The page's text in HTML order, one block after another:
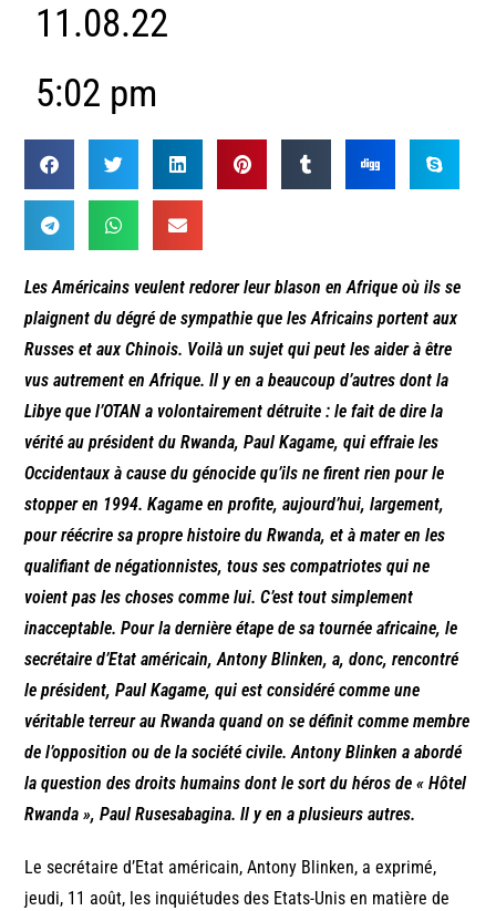
11.08.22
5:02 pm
Les Américains veulent redorer leur blason en Afrique où ils se
plaignent du dégré de sympathie que les Africains portent aux
Russes et aux Chinois. Voilà un sujet qui peut les aider à être
vus autrement en Afrique. Il y en a beaucoup d’autres dont la
Libye que l’OTAN a volontairement détruite : le fait de dire la
vérité au président du Rwanda, Paul Kagame, qui effraie les
Occidentaux à cause du génocide qu’ils ne firent rien pour le
stopper en 1994. Kagame en profite, aujourd’hui, largement,
pour réécrire sa propre histoire du Rwanda, et à mater en les
qualifiant de négationnistes, tous ses compatriotes qui ne
voient pas les choses comme lui. C’est tout simplement
inacceptable. Pour la dernière étape de sa tournée africaine, le
secrétaire d’Etat américain, Antony Blinken, a, donc, rencontré
le président, Paul Kagame, qui est considéré comme une
véritable terreur au Rwanda quand on se définit comme membre
de l’opposition ou de la société civile. Antony Blinken a abordé
la question des droits humains dont le sort du héros de « Hôtel
Rwanda », Paul Rusesabagina. Il y en a plusieurs autres.
Le secrétaire d’Etat américain, Antony Blinken, a exprimé,
jeudi, 11 août, les inquiétudes des Etats-Unis en matière de